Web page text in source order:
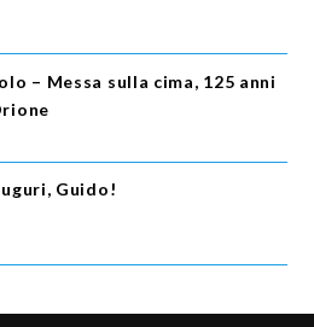
– Messa sulla cima, 125 anni
Guido!